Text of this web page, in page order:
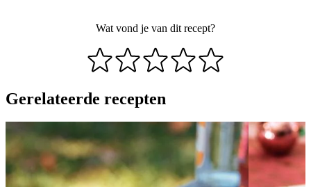
Wat vond je van dit recept?
Gerelateerde recepten